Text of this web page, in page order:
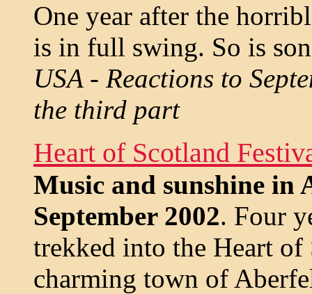
One year after the
is in full swing. So is
USA - Reactions to
the third part
Heart of Scotland
Music and sunshine in
September 2002. Four
trekked into the Heart of
charming town of